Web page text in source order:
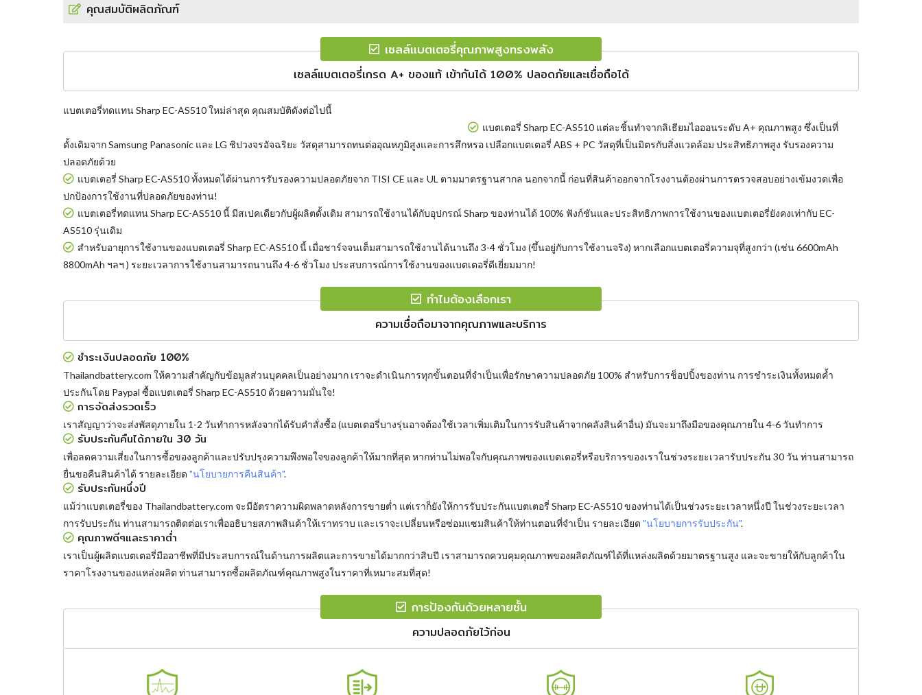
คุณสมบัติผลิตภัณฑ์
เซลล์แบตเตอรี่คุณภาพสูงทรงพลัง
เซลล์แบตเตอรี่เกรด A+ ของแท้ เข้ากันได้ 100% ปลอดภัยและเชื่อถือได้
แบตเตอรี่ทดแทน Sharp EC-AS510ใหม่ล่าสุด คุณสมบัติดังต่อไปนี้
แบตเตอรี่ Sharp EC-AS510 แต่ละชิ้นทำจากลิเธียมไอออนระดับ A+ คุณภาพสูง ซึ่งเป็นที่
ดั้งเดิมจาก Samsung Panasonic และ LG ชิปวงจรอัจฉริยะ วัสดุสามารถทนต่ออุณหภูมิสูงและการสึกหรอ เปลือกแบตเตอรี่ ABS + PC วัสดุที่เป็นมิตรกับสิ่งแวดล้อม ประสิทธิภาพสูง รับรองความ
ปลอดภัยด้วย
แบตเตอรี่ Sharp EC-AS510ทั้งหมดได้ผ่านการรับรองความปลอดภัยจาก TISI CE และ UL ตามมาตรฐานสากล นอกจากนี้ ก่อนที่สินค้าออกจากโรงงานต้องผ่านการตรวจสอบอย่างเข้มงวดเพื่อ
ปกป้องการใช้งานที่ปลอดภัยของท่าน!
แบตเตอรี่ทดแทน Sharp EC-AS510นี้ มีสเปคเดียวกับผู้ผลิตดั้งเดิม สามารถใช้งานได้กับอุปกรณ์ Sharp ของท่านได้ 100% ฟังก์ชันและประสิทธิภาพการใช้งานของแบตเตอรี่ยังคงเท่ากับ EC-
AS510 รุ่นเดิม
สำหรับอายุการใช้งานของแบตเตอรี่ Sharp EC-AS510 นี้ เมื่อชาร์จจนเต็มสามารถใช้งานได้นานถึง 3-4 ชั่วโมง (ขึ้นอยู่กับการใช้งานจริง) หากเลือกแบตเตอรี่ความจุที่สูงกว่า (เช่น 6600mAh
8800mAh ฯลฯ ) ระยะเวลาการใช้งานสามารถนานถึง 4-6 ชั่วโมง ประสบการณ์การใช้งานของแบตเตอรี่ดีเยี่ยมมาก!
ทำไมต้องเลือกเรา
ความเชื่อถือมาจากคุณภาพและบริการ
ชำระเงินปลอดภัย 100%
Thailandbattery.com ให้ความสำคัญกับข้อมูลส่วนบุคคลเป็นอย่างมาก เราจะดำเนินการทุกขั้นตอนที่จำเป็นเพื่อรักษาความปลอดภัย 100% สำหรับการช็อปปิ้งของท่าน การชำระเงินทั้งหมดค้ำ
ประกันโดย Paypal ซื้อแบตเตอรี่ Sharp EC-AS510 ด้วยความมั่นใจ!
การจัดส่งรวดเร็ว
เราสัญญาว่าจะส่งพัสดุภายใน 1-2 วันทำการหลังจากได้รับคำสั่งซื้อ (แบตเตอรี่บางรุ่นอาจต้องใช้เวลาเพิ่มเติมในการรับสินค้าจากคลังสินค้าอื่น) มันจะมาถึงมือของคุณภายใน 4-6 วันทำการ
รับประกันคืนได้ภายใน 30 วัน
เพื่อลดความเสี่ยงในการซื้อของลูกค้าและปรับปรุงความพึงพอใจของลูกค้าให้มากที่สุด หากท่านไม่พอใจกับคุณภาพของแบตเตอรี่หรือบริการของเราในช่วงระยะเวลารับประกัน 30 วัน ท่านสามารถ
ยื่นขอคืนสินค้าได้ รายละเอียด "นโยบายการคืนสินค้า".
รับประกันหนึ่งปี
แม้ว่าแบตเตอรี่ของ Thailandbattery.com จะมีอัตราความผิดพลาดหลังการขายต่ำ แต่เราก็ยังให้การรับประกันแบตเตอรี่ Sharp EC-AS510 ของท่านได้เป็นช่วงระยะเวลาหนึ่งปี ในช่วงระยะเวลา
การรับประกัน ท่านสามารถติดต่อเราเพื่ออธิบายสภาพสินค้าให้เราทราบ และเราจะเปลี่ยนหรือซ่อมแซมสินค้าให้ท่านตอนที่จำเป็น รายละเอียด "นโยบายการรับประกัน".
คุณภาพดีๆและราคาต่ำ
เราเป็นผู้ผลิตแบตเตอรี่มืออาชีพที่มีประสบการณ์ในด้านการผลิตและการขายได้มากกว่าสิบปี เราสามารถควบคุมคุณภาพของผลิตภัณฑ์ได้ที่แหล่งผลิตด้วยมาตรฐานสูง และจะขายให้กับลูกค้าใน
ราคาโรงงานของแหล่งผลิต ท่านสามารถซื้อผลิตภัณฑ์คุณภาพสูงในราคาที่เหมาะสมที่สุด!
การป้องกันด้วยหลายชั้น
ความปลอดภัยไว้ก่อน